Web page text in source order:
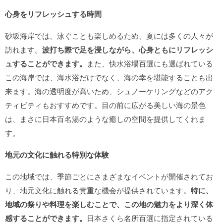
心身をリフレッシュする時間
砂坂海岸では、泳ぐことも楽しめるため、夏には多くの人々が
訪れます。 波打ち際で足を浸しながら、心身ともにリフレッシ
ュすることができます。 また、快水浴場百選にも選ばれている
この海岸では、海水浴だけでなく、海の幸を堪能することも出
来ます。海の透明度が高いため、シュノーケリングなどのアク
ティビティもおすすめです。目の前に広がる美しい海の景色
は、まさに日本百名湯のような癒しの空間を提供してくれま
す。
地元の文化に触れる特別な体験
この地域では、季節ごとにさまざまなイベントが開催されてお
り、地元文化に触れる貴重な機会が提供されています。 特に、
地域の祭りや料理を楽しむことで、この地の魅力をより深く体
感することができます。 日本さくら名所百選に指定されている